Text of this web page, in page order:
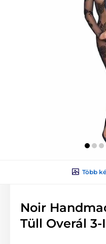
Több
Noir
Tüll Overál